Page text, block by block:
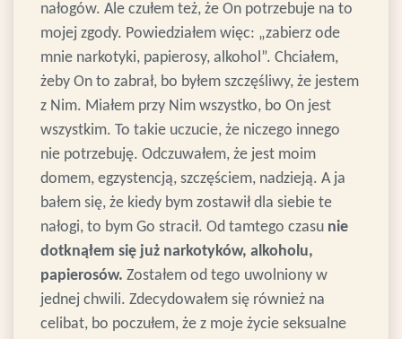
nałogów. Ale czułem też, że On potrzebuje na to
mojej zgody. Powiedziałem więc: „zabierz ode
mnie narkotyki, papierosy, alkohol”. Chciałem,
żeby On to zabrał, bo byłem szczęśliwy, że jestem
z Nim. Miałem przy Nim wszystko, bo On jest
wszystkim. To takie uczucie, że niczego innego
nie potrzebuję. Odczuwałem, że jest moim
domem, egzystencją, szczęściem, nadzieją. A ja
bałem się, że kiedy bym zostawił dla siebie te
nałogi, to bym Go stracił. Od tamtego czasu nie
dotknąłem się już narkotyków, alkoholu,
papierosów. Zostałem od tego uwolniony w
jednej chwili. Zdecydowałem się również na
celibat, bo poczułem, że z moje życie seksualne